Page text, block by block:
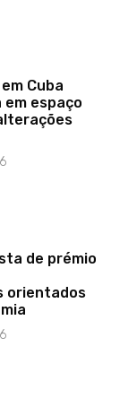
Cuba
espaço
de prémio
orientados